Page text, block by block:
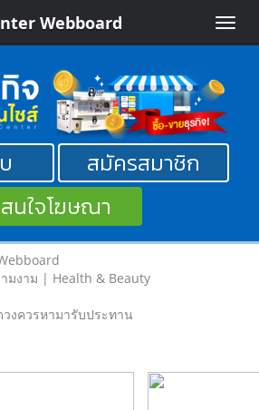
Toggle
Webboard
สมัครสมาชิก
สนใจโฆษณา
มงาม | Health & Beauty
งควรหามารับประทาน